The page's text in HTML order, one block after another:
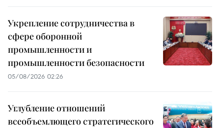
Укрепление сотрудничества в
сфере оборонной
промышленности и
промышленности безопасности
05/08/2026 02:26
Углубление отношений
всеобъемлющего стратегического